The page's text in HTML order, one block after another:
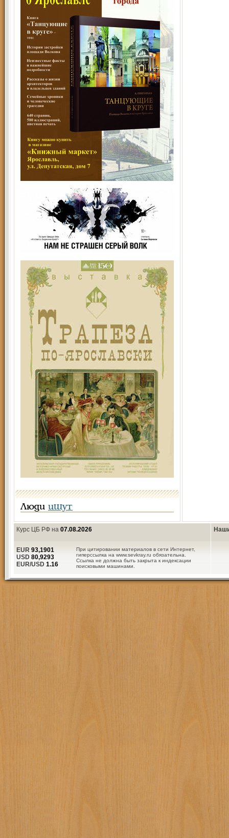
Люди ищут
Курс ЦБ РФ на 07.08.2026
При цитировании материалов в сети Интернет,
гиперссылка на www.sevkray.ru обязательна.
Ссылка не должна быть закрыта к индексации
поисковыми машинами.
EUR 93,1901
USD 80,9293
EUR/USD 1.16